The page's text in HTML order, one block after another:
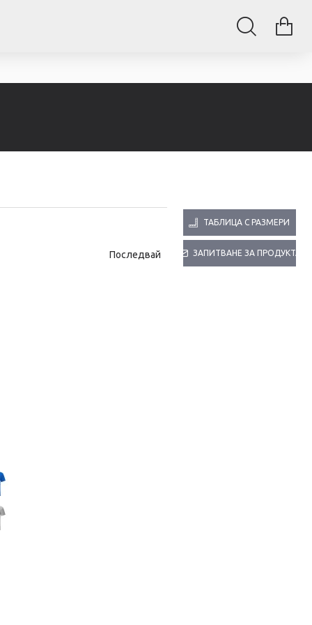
Последвай
ТАБЛИЦА С РАЗМЕРИ
ЗАПИТВАНЕ ЗА ПРОДУКТА